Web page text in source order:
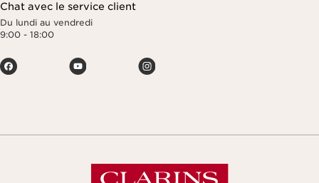
Chat avec le service client
Du lundi au vendredi
9:00 - 18:00